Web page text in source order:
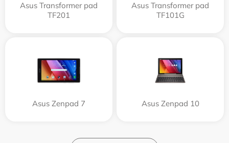
Asus Transformer pad
TF201
Asus Transformer pad
TF101G
Asus Zenpad 7 Asus Zenpad 10